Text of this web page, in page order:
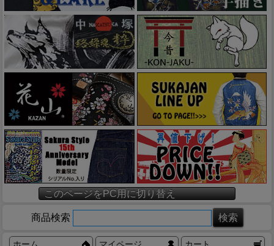
このページをPC用に切り替え
商品検索
ホーム マイページ カート